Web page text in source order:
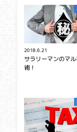
2018.6.21
サラリーマンのマ
術！